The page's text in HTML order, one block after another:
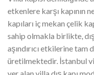
etkenlere karşı kapının
kapıları iç mekan çelik
sahip olmakla birlikte,
aşındırıcı etkilerine tam
üretilmektedir. İstanbul